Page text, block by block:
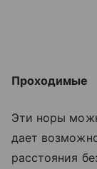
Проходимые
Эти норы
дает
расстояния